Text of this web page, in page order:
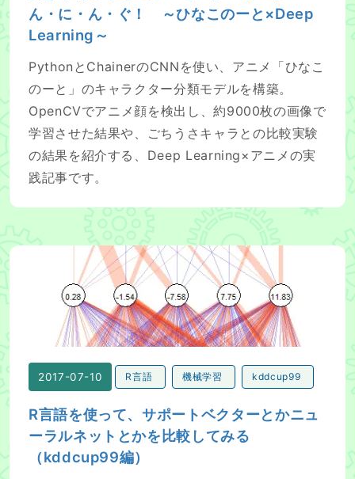
ん・に・ん・ぐ！ ～ひなこのーと×Deep
Learning～
PythonとChainerのCNNを使い、アニメ「ひなこ
のーと」のキャラクター分類モデルを構築。
OpenCVでアニメ顔を検出し、約9000枚の画像で
学習させた結果や、ごちうさキャラとの比較実験
の結果を紹介する、Deep Learning×アニメの実
践記事です。
R言語を使って、サポートベクターとかニューラルネッ
2017-07-10 R言語 機械学習 kddcup99
R言語を使って、サポートベクターとかニュ
ーラルネットとかを比較してみる
（kddcup99編）